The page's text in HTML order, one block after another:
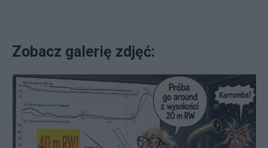
Zobacz galerię zdjęć: